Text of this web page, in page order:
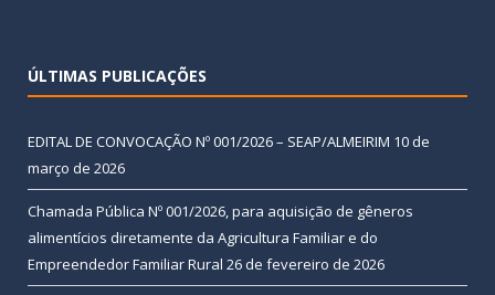
ÚLTIMAS PUBLICAÇÕES
EDITAL DE CONVOCAÇÃO Nº 001/2026 – SEAP/ALMEIRIM 10 de
março de 2026
Chamada Pública Nº 001/2026, para aquisição de gêneros
alimentícios diretamente da Agricultura Familiar e do
Empreendedor Familiar Rural 26 de fevereiro de 2026